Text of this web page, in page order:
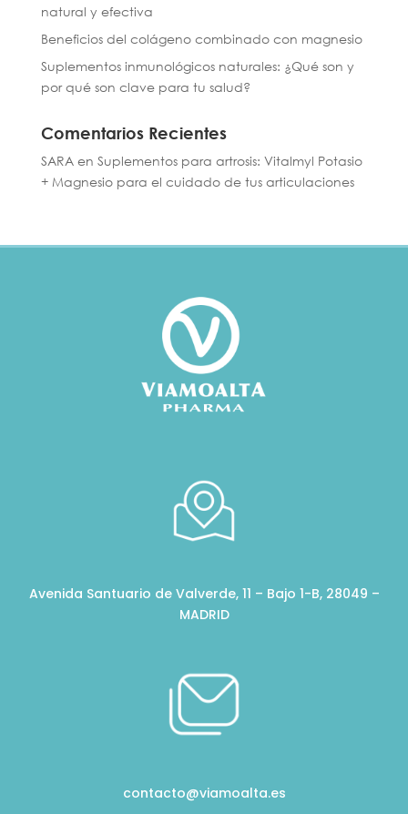
natural y efectiva
Beneficios del colágeno combinado con magnesio
Suplementos inmunológicos naturales: ¿Qué son y
por qué son clave para tu salud?
Comentarios Recientes
SARAen Suplementos para artrosis: Vitalmyl Potasio
+ Magnesio para el cuidado de tus articulaciones
Avenida Santuario de Valverde, 11 – Bajo 1-B, 28049 –
MADRID
contacto@viamoalta.es